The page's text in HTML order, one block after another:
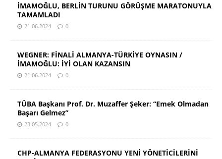
İMAMOĞLU, BERLİN TURUNU GÖRÜŞME MARATONUYLA
TAMAMLADI
21.06.2024 0
WEGNER: FİNALİ ALMANYA-TÜRKİYE OYNASIN /
İMAMOĞLU: İYİ OLAN KAZANSIN
21.06.2024 0
TÜBA Başkanı Prof. Dr. Muzaffer Şeker: “Emek Olmadan
Başarı Gelmez”
23.05.2024 0
CHP-ALMANYA FEDERASYONU YENİ YÖNETİCİLERİNİ